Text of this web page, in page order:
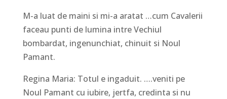
M-a luat de maini si mi-a aratat …cum Cavalerii
faceau punti de lumina intre Vechiul
bombardat, ingenunchiat, chinuit si Noul
Pamant.
Regina Maria: Totul e ingaduit. ….veniti pe
Noul Pamant cu iubire, jertfa, credinta si nu